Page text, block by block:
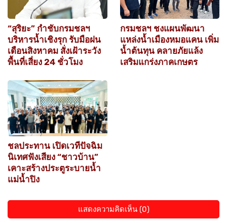
“สุริยะ” กำชับกรมชลฯ
บริหารน้ำเชิงรุก รับมือฝน
เดือนสิงหาคม สั่งเฝ้าระวัง
พื้นที่เสี่ยง 24 ชั่วโมง
กรมชลฯ ชงแผนพัฒนา
แหล่งน้ำเมืองหมอแคน เพิ่ม
น้ำต้นทุน คลายภัยแล้ง
เสริมแกร่งภาคเกษตร
ชลประทาน เปิดเวทีปัจฉิม
นิเทศฟังเสียง “ชาวบ้าน”
เคาะสร้างประตูระบายน้ำ
แม่น้ำปิง
แสดงความคิดเห็น (0)